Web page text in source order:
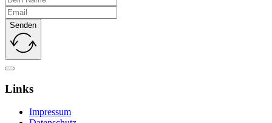
Senden
Links
Impressum